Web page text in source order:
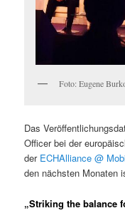
Foto: Eugene
Das
Officer bei der
der ECHAlliance @
den nächsten Monaten
„Striking the balance